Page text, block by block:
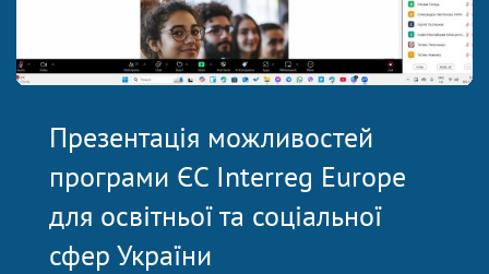
Презентація можливостей
програми ЄС Interreg Europe
для освітньої та соціальної
сфер України